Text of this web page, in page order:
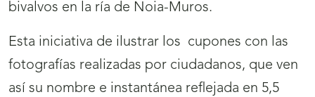
bivalvos en la ría de Noia-Muros.
Esta iniciativa de ilustrar los cupones con las
fotografías realizadas por ciudadanos, que ven
así su nombre e instantánea reflejada en 5,5